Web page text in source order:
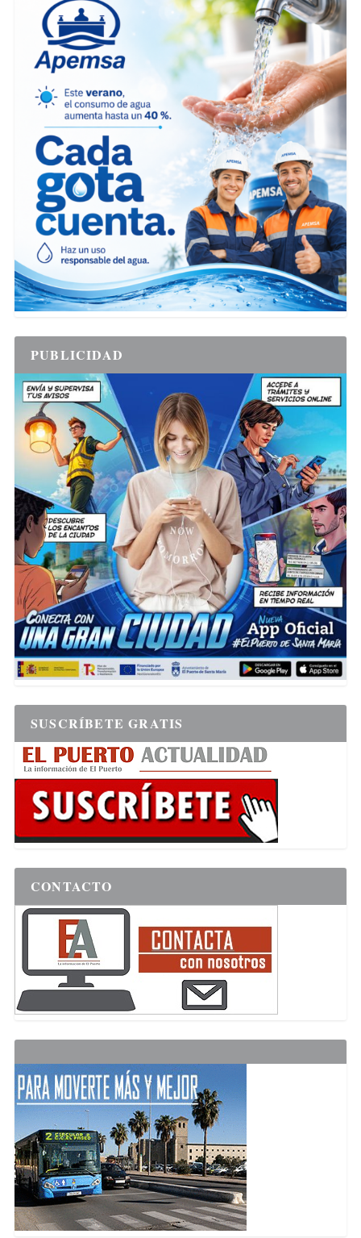
PUBLICIDAD
SUSCRÍBETE GRATIS
CONTACTO